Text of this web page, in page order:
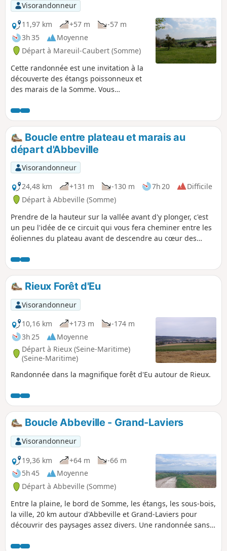
Visorandonneur
11,97 km
+57 m
-57 m
3h 35
Moyenne
Départ à Mareuil-Caubert (Somme)
Cette randonnée est une invitation à la
découverte des étangs poissonneux et
des marais de la Somme. Vous
la flore (fritillaire sauvage)
caractéristiques de la région.
Boucle entre plateau et marais au
départ d'Abbeville
Visorandonneur
24,48 km
+131 m -130 m 7h 20
Difficile
Départ à Abbeville (Somme)
Prendre de la hauteur sur la vallée avant d'y plonger, c'est
un peu l'idée de ce circuit qui vous fera cheminer entre les
éoliennes du plateau avant de descendre au cœur des
parcours qui monte et qui descend, 2 fois !
Rieux Forêt d'Eu
Visorandonneur
10,16 km
+173 m
-174 m
3h 25
Moyenne
Départ à Rieux (Seine-Maritime)
(Seine-Maritime)
Randonnée dans la magnifique forêt d'Eu autour de Rieux.
Boucle Abbeville - Grand-Laviers
Visorandonneur
19,36 km
+64 m
-66 m
5h 45
Moyenne
Départ à Abbeville (Somme)
Entre la plaine, le bord de Somme, les étangs, les sous-bois,
la ville, 20 km autour d'Abbeville et Grand-Laviers pour
découvrir des paysages assez divers. Une randonnée sans
printemps (ou de toute autre saison pourvu que vous soyez